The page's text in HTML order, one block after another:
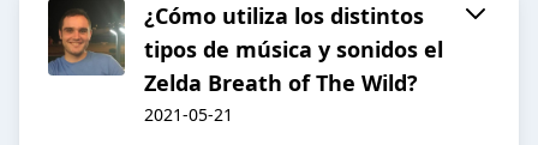
¿Cómo utiliza los distintos
tipos de música y sonidos el
Zelda Breath of The Wild?
2021-05-21